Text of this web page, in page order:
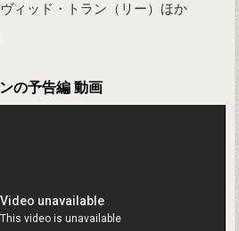
ィッド・トラン（リー）ほか
の予告編 動画